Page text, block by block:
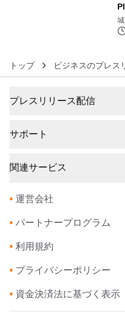
トップ ビジネスのプレス
プレスリリース配信
サポート
関連サービス
• 運営会社
• パートナープログラム
• 利用規約
• プライバシーポリシー
• 資金決済法に基づく表示